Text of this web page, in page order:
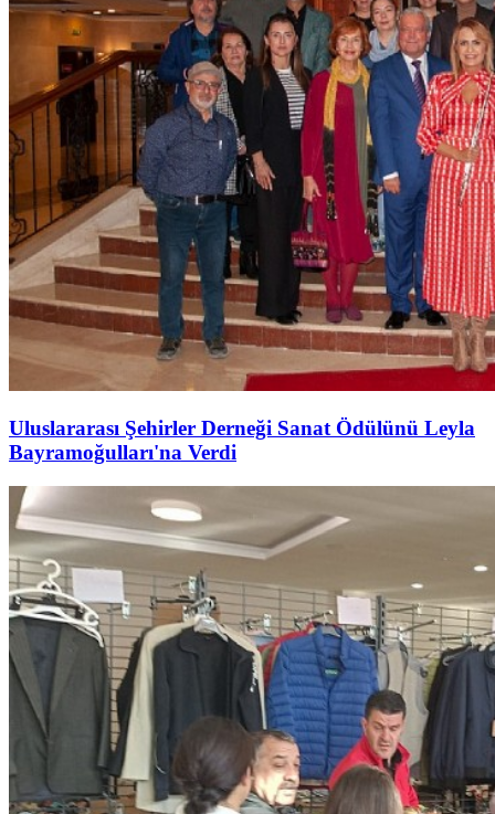
Uluslararası Şehirler Derneği Sanat Ödülünü Leyla
Bayramoğulları'na Verdi